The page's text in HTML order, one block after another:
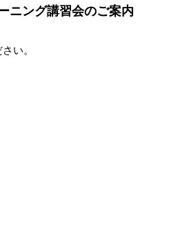
ニング講習会のご案内
い。